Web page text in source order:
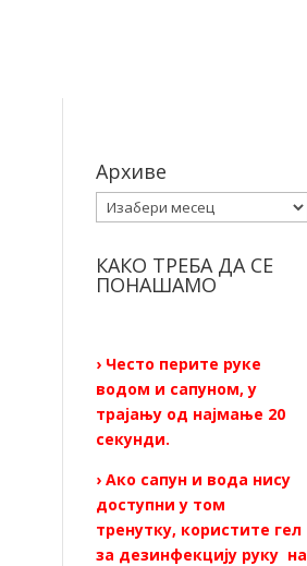
Архиве
Архиве
КАКО ТРЕБА ДА СЕ
ПОНАШАМО
› Често перите руке
водом и сапуном, у
трајању од најмање 20
секунди.
› Ако сапун и вода нису
доступни у том
тренутку, користите гел
за дезинфекцију руку на